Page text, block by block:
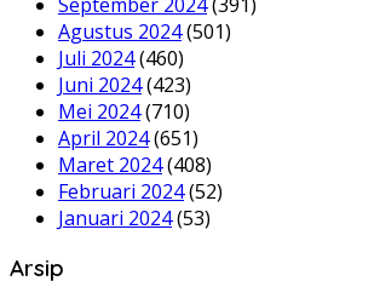
Agustus 2024(501)
Juli 2024(460)
Juni 2024(423)
Mei 2024(710)
April 2024(651)
Maret 2024(408)
Februari 2024(52)
Januari 2024(53)
Arsip